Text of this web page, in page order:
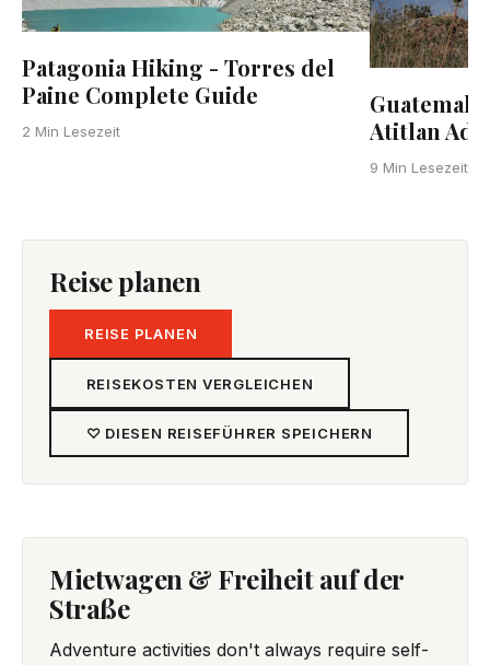
Patagonia Hiking - Torres del
Paine Complete Guide
2 Min Lesezeit
Atitlan
9 Min Lesezeit
Reise planen
REISE PLANEN
REISEKOSTEN VERGLEICHEN
♡ DIESEN REISEFÜHRER SPEICHERN
Mietwagen & Freiheit auf der
Straße
Adventure activities don't always require self-